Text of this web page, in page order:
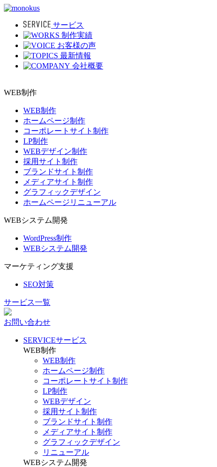
サービス
制作実績
お客様の声
最新情報
会社概要
WEB制作
WEB制作
ホームページ制作
コーポレートサイト制作
LP制作
WEBデザイン制作
採用サイト制作
ブランドサイト制作
メディアサイト制作
グラフィックデザイン
ホームページリニューアル
WEBシステム開発
WordPress制作
WEBシステム開発
マーケティング支援
SEO対策
サービス一覧
お問い合わせ
SERVICEサービス
WEB制作
WEB制作
ホームページ制作
コーポレートサイト制作
LP制作
WEBデザイン
採用サイト制作
ブランドサイト制作
メディアサイト制作
グラフィックデザイン
リニューアル
WEBシステム開発